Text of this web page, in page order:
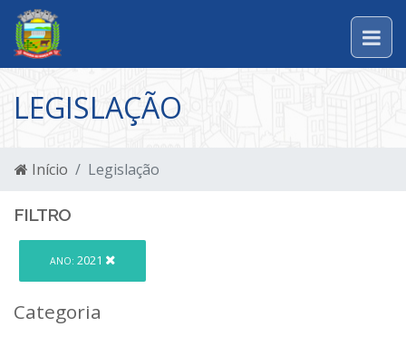
LEGISLAÇÃO
Início Legislação
FILTRO
ANO: 2021
Categoria